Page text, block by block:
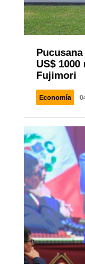
US$
Fujimori
Economía